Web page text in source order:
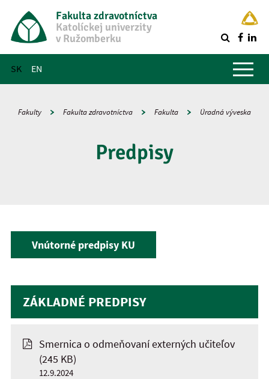
Fakulta zdravotníctva
Katolíckej univerzity
v Ružomberku
SK EN
Hlavné menu
Fakulty Fakulta zdravotníctva Fakulta Úradná výveska
Predpisy
Vnútorné predpisy KU
ZÁKLADNÉ PREDPISY
Smernica o odmeňovaní externých učiteľov
(245 KB)
12.9.2024